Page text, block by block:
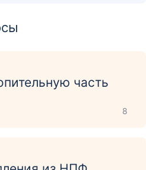
часть
8